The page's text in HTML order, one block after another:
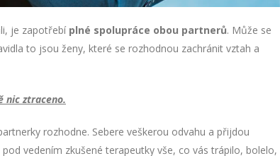
je zapotřebí plné spolupráce obou partnerů. Může se
to jsou ženy, které se rozhodnou zachránit vztah a
nic ztraceno.
rozhodne. Sebere veškerou odvahu a přijdou
vedením zkušené terapeutky vše, co vás trápilo, bolelo,